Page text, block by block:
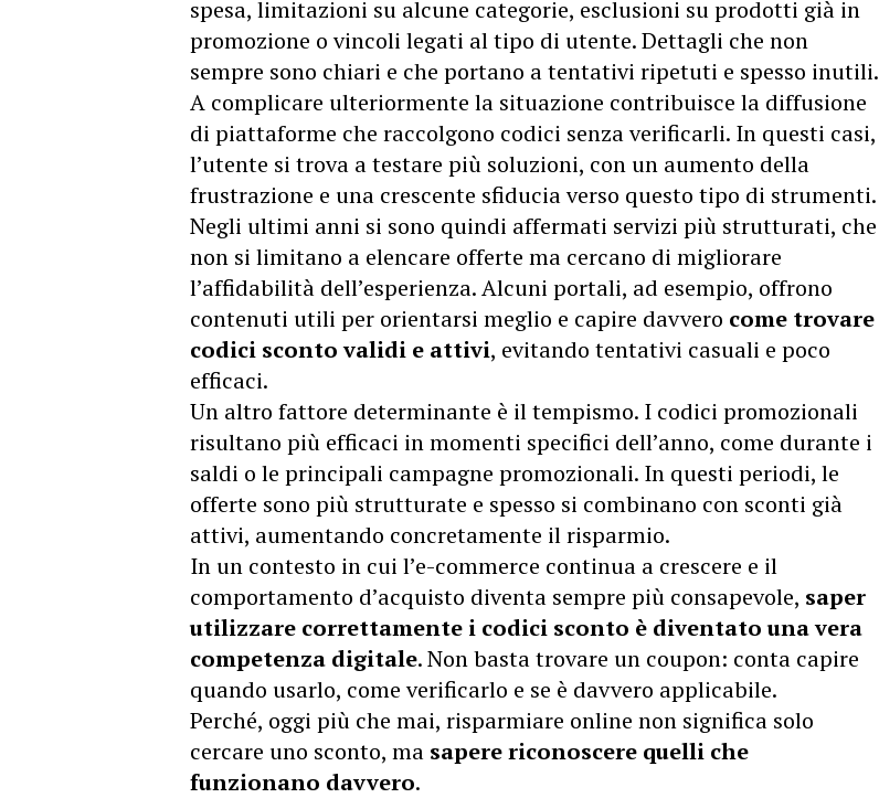
spesa, limitazioni su alcune categorie, esclusioni su prodotti già in
promozione o vincoli legati al tipo di utente. Dettagli che non
sempre sono chiari e che portano a tentativi ripetuti e spesso inutili.
A complicare ulteriormente la situazione contribuisce la diffusione
di piattaforme che raccolgono codici senza verificarli. In questi casi,
l’utente si trova a testare più soluzioni, con un aumento della
frustrazione e una crescente sfiducia verso questo tipo di strumenti.
Negli ultimi anni si sono quindi affermati servizi più strutturati, che
non si limitano a elencare offerte ma cercano di migliorare
l’affidabilità dell’esperienza. Alcuni portali, ad esempio, offrono
contenuti utili per orientarsi meglio e capire davvero come trovare
codici sconto validi e attivi, evitando tentativi casuali e poco
efficaci.
Un altro fattore determinante è il tempismo. I codici promozionali
risultano più efficaci in momenti specifici dell’anno, come durante i
saldi o le principali campagne promozionali. In questi periodi, le
offerte sono più strutturate e spesso si combinano con sconti già
attivi, aumentando concretamente il risparmio.
In un contesto in cui l’e-commerce continua a crescere e il
comportamento d’acquisto diventa sempre più consapevole, saper
utilizzare correttamente i codici sconto è diventato una vera
competenza digitale. Non basta trovare un coupon: conta capire
quando usarlo, come verificarlo e se è davvero applicabile.
Perché, oggi più che mai, risparmiare online non significa solo
cercare uno sconto, ma sapere riconoscere quelli che
funzionano davvero.